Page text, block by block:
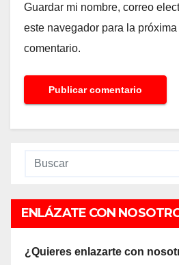
Guardar mi nombre, correo
este navegador para la
comentario.
ENLÁZATE CON
¿Quieres enlazarte con